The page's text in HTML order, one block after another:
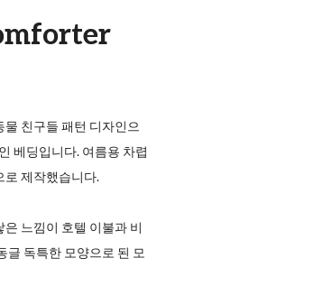
친구들 패턴 디자인으
베딩입니다. 여름용 차렵
로 제작했습니다.
느낌이 호텔 이불과 비
글 독특한 모양으로 된 모